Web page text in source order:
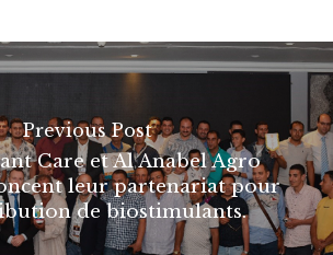
Previous Post
Care et Al Anabel Agro
leur partenariat pour
de biostimulants.